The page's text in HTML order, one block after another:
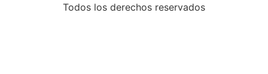
Todos los derechos reservados